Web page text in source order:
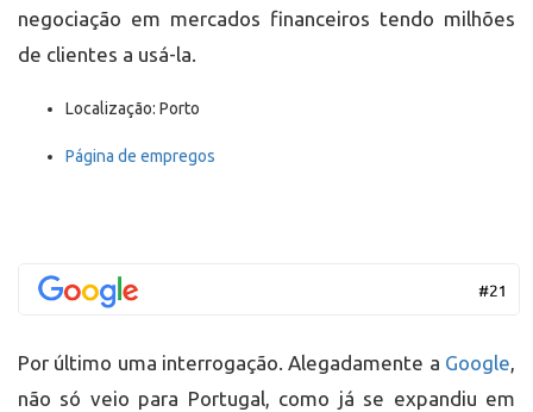
negociação em mercados financeiros tendo milhões
de clientes a usá-la.
Localização: Porto
Página de empregos
Por último uma interrogação. Alegadamente a Google,
não só veio para Portugal, como já se expandiu em